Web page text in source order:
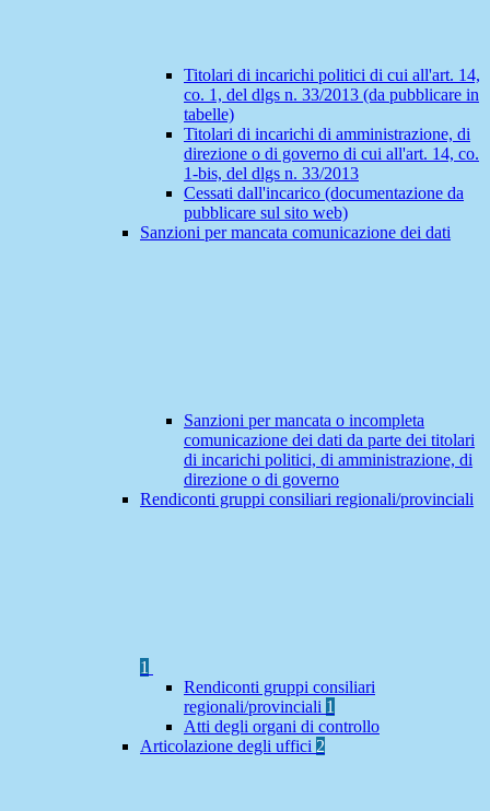
Titolari di incarichi politici di cui all'art. 14,
co. 1, del dlgs n. 33/2013 (da pubblicare in
tabelle)
Titolari di incarichi di amministrazione, di
direzione o di governo di cui all'art. 14, co.
1-bis, del dlgs n. 33/2013
Cessati dall'incarico (documentazione da
pubblicare sul sito web)
Sanzioni per mancata comunicazione dei dati
Sanzioni per mancata o incompleta
comunicazione dei dati da parte dei titolari
di incarichi politici, di amministrazione, di
direzione o di governo
Rendiconti gruppi consiliari regionali/provinciali
1
Rendiconti gruppi consiliari
regionali/provinciali 1
Atti degli organi di controllo
Articolazione degli uffici 2